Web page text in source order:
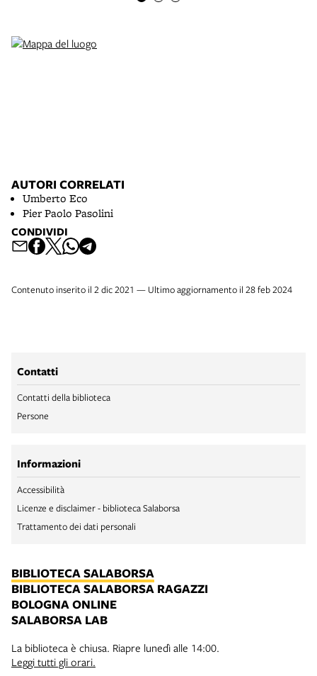
AUTORI CORRELATI
Umberto Eco
Pier Paolo Pasolini
CONDIVIDI
Contenuto inserito il 2 dic 2021 — Ultimo aggiornamento il 28 feb 2024
Contatti
Contatti della biblioteca
Persone
Informazioni
Accessibilità
Licenze e disclaimer - biblioteca Salaborsa
Trattamento dei dati personali
BIBLIOTECA SALABORSA
BIBLIOTECA SALABORSA RAGAZZI
BOLOGNA ONLINE
SALABORSA LAB
La biblioteca è chiusa. Riapre lunedì alle 14:00.
Leggi tutti gli orari.